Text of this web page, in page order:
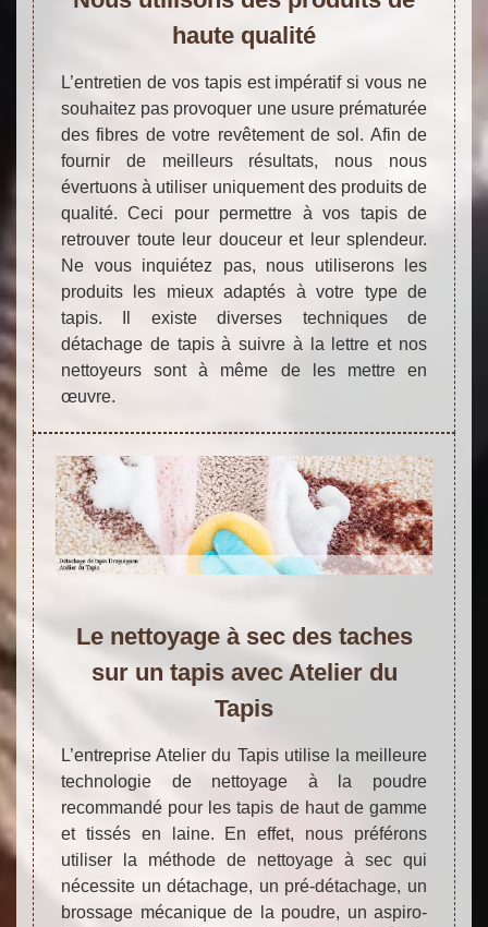
haute qualité
L’entretien de vos tapis est impératif si vous ne
souhaitez pas provoquer une usure prématurée
des fibres de votre revêtement de sol. Afin de
fournir de meilleurs résultats, nous nous
évertuons à utiliser uniquement des produits de
qualité. Ceci pour permettre à vos tapis de
retrouver toute leur douceur et leur splendeur.
Ne vous inquiétez pas, nous utiliserons les
produits les mieux adaptés à votre type de
tapis. Il existe diverses techniques de
détachage de tapis à suivre à la lettre et nos
nettoyeurs sont à même de les mettre en
œuvre.
Le nettoyage à sec des taches
sur un tapis avec Atelier du
Tapis
L’entreprise Atelier du Tapis utilise la meilleure
technologie de nettoyage à la poudre
recommandé pour les tapis de haut de gamme
et tissés en laine. En effet, nous préférons
utiliser la méthode de nettoyage à sec qui
nécessite un détachage, un pré-détachage, un
brossage mécanique de la poudre, un aspiro-